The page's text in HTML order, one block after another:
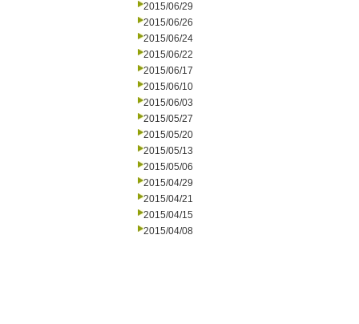
2015/06/29
2015/06/26
2015/06/24
2015/06/22
2015/06/17
2015/06/10
2015/06/03
2015/05/27
2015/05/20
2015/05/13
2015/05/06
2015/04/29
2015/04/21
2015/04/15
2015/04/08